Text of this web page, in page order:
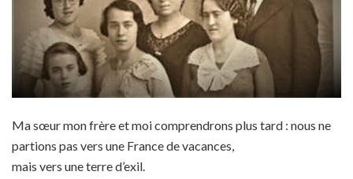
Ma sœur mon frère et moi comprendrons plus tard : nous ne
partions pas vers une France de vacances,
mais vers une terre d’exil.